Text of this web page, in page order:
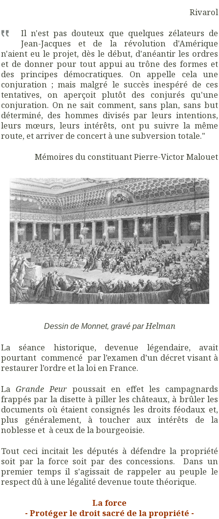
Rivarol
Il n'est pas douteux que quelques zélateurs de
Jean-Jacques et de la révolution d'Amérique
n'aient eu le projet, dès le début, d'anéantir les ordres
et de donner pour tout appui au trône des formes et
des principes démocratiques. On appelle cela une
conjuration ; mais malgré le succès inespéré de ces
tentatives, on aperçoit plutôt des conjurés qu'une
conjuration. On ne sait comment, sans plan, sans but
déterminé, des hommes divisés par leurs intentions,
leurs mœurs, leurs intérêts, ont pu suivre la même
route, et arriver de concert à une subversion totale."
Mémoires du constituant Pierre-Victor Malouet
Dessin de Monnet, gravé parHelman
La séance historique, devenue légendaire, avait
pourtant commencé par l’examen d’un décret visant à
restaurer l’ordre et la loi en France.
La Grande Peur poussait en effet les campagnards
frappés par la disette à piller les châteaux, à brûler les
documents où étaient consignés les droits féodaux et,
plus généralement, à toucher aux intérêts de la
noblesse et à ceux de la bourgeoisie.
Tout ceci incitait les députés à défendre la propriété
soit par la force soit par des concessions. Dans un
premier temps il s'agissait de rappeler au peuple le
respect dû à une légalité devenue toute théorique.
La force
- Protéger le droit sacré de la propriété -